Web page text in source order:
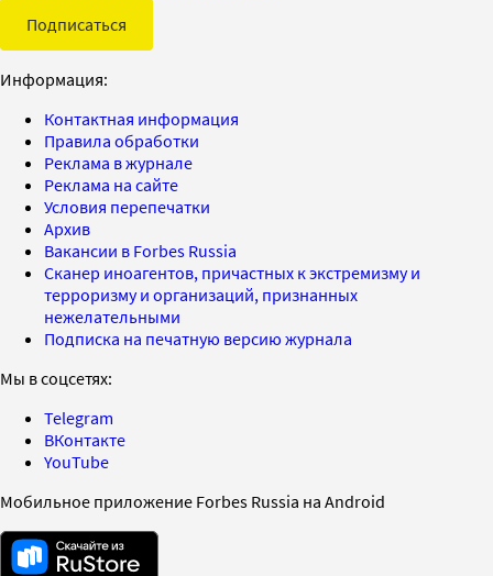
Подписаться
Информация:
Контактная информация
Правила обработки
Реклама в журнале
Реклама на сайте
Условия перепечатки
Архив
Вакансии в Forbes Russia
Сканер иноагентов, причастных к экстремизму и
терроризму и организаций, признанных
нежелательными
Подписка на печатную версию журнала
Мы в соцсетях:
Telegram
ВКонтакте
YouTube
Мобильное приложение Forbes Russia на Android